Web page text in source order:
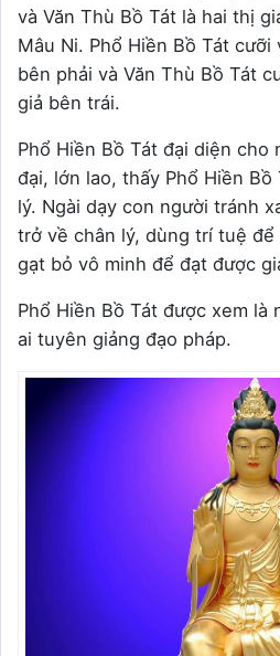
và Văn Thù Bồ Tát là hai thị
Mâu Ni. Phổ Hiền Bồ Tát
bên phải và Văn Thù Bồ Tát
giả bên trái.
Phổ Hiền Bồ Tát đại diện
đại, lớn lao, thấy Phổ Hiền
lý. Ngài dạy con người tránh
trở về chân lý, dùng trí tuệ để
gạt bỏ vô minh để đạt được
Phổ Hiền Bồ Tát được xem là
ai tuyên giảng đạo pháp.